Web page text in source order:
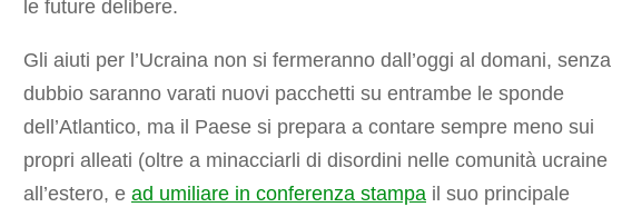
le future delibere.
Gli aiuti per l’Ucraina non si fermeranno dall’oggi al domani, senza
dubbio saranno varati nuovi pacchetti su entrambe le sponde
dell’Atlantico, ma il Paese si prepara a contare sempre meno sui
propri alleati (oltre a minacciarli di disordini nelle comunità ucraine
all’estero, e ad umiliare in conferenza stampa il suo principale